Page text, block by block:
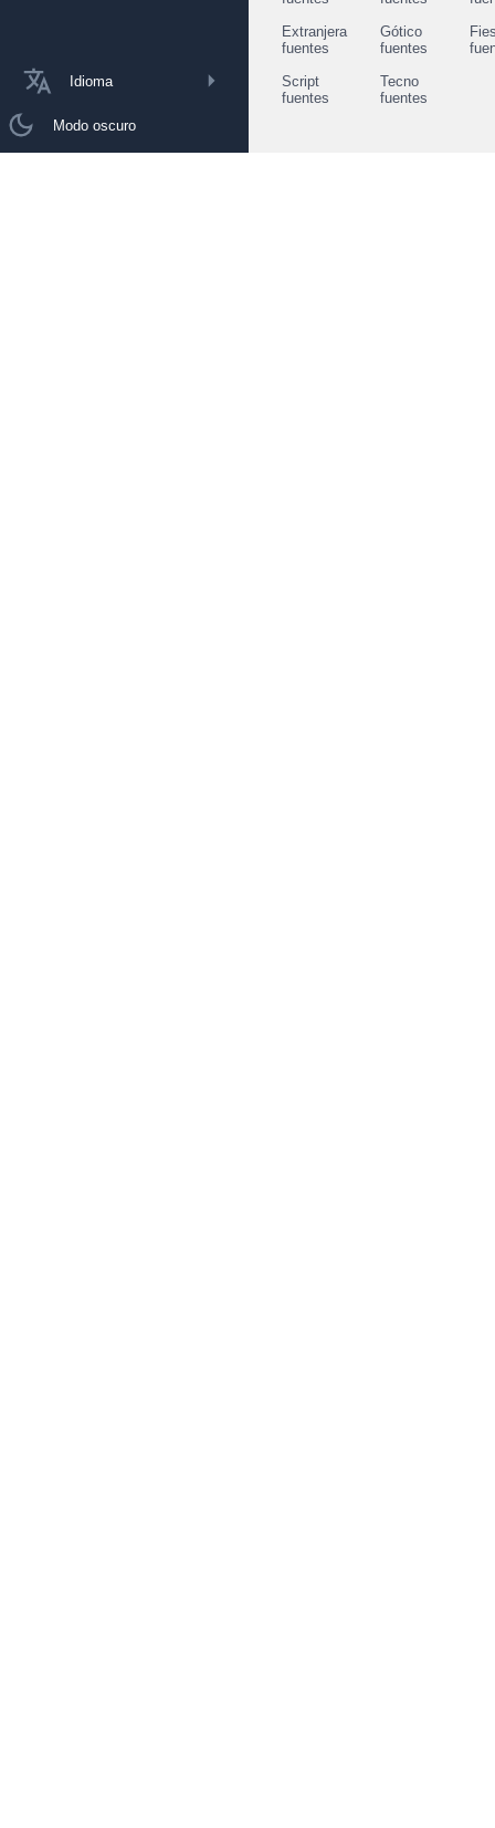
Idioma
Modo oscuro
Extranjera
fuentes
Gótico
fuentes
Script
fuentes
Tecno
fuentes